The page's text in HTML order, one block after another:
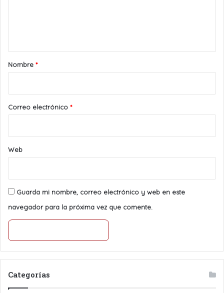
r
*
Nombre *
Correo electrónico *
Web
Guarda mi nombre, correo electrónico y web en este
navegador para la próxima vez que comente.
Categorías